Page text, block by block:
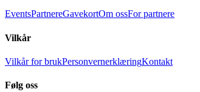
EventsPartnereGavekortOm ossFor partnere
Vilkår
Vilkår for brukPersonvernerklæringKontakt
Følg oss